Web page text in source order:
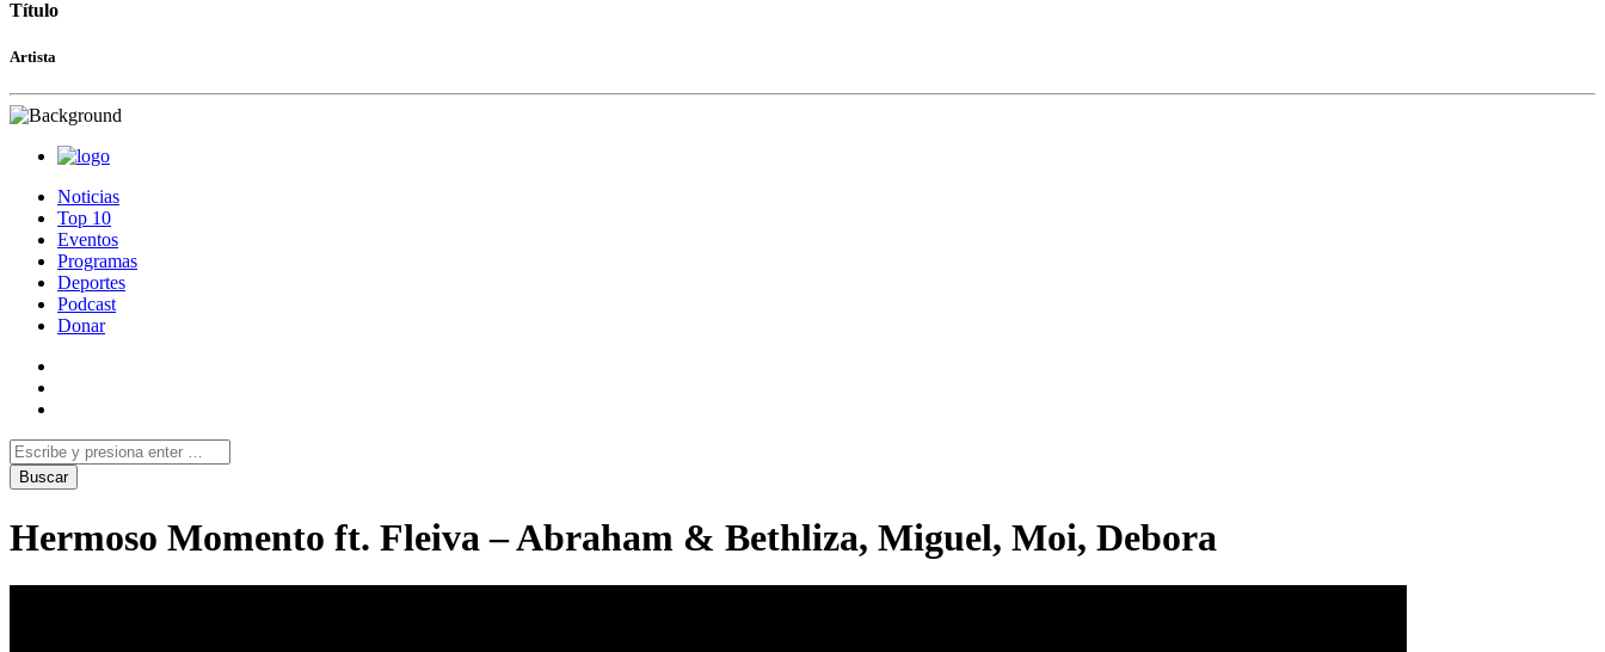
Título
Artista
Noticias
Top 10
Eventos
Programas
Deportes
Podcast
Donar
Hermoso Momento ft. Fleiva – Abraham & Bethliza, Miguel, Moi, Debora